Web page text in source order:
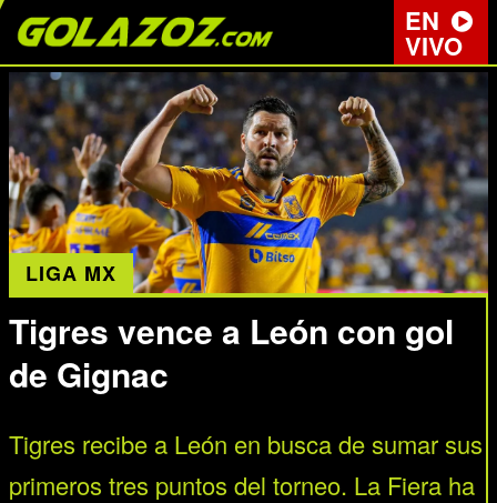
EN
VIVO
LIGA MX
Tigres vence a León con gol
de Gignac
Tigres recibe a León en busca de sumar sus
primeros tres puntos del torneo. La Fiera ha